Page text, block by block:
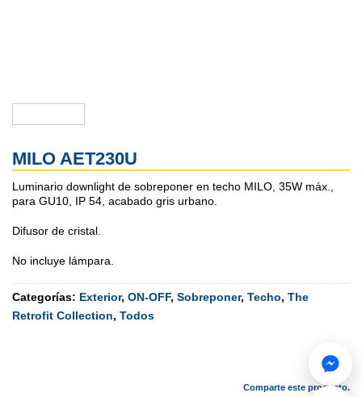
MILO AET230U
Luminario downlight de sobreponer en techo MILO, 35W máx.,
para GU10, IP 54, acabado gris urbano.
Difusor de cristal.
No incluye lámpara.
Categorías: Exterior, ON-OFF, Sobreponer, Techo, The
Retrofit Collection, Todos
Comparte este producto.